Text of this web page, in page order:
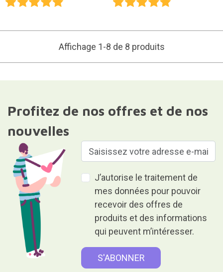
Affichage 1-8 de 8 produits
Profitez de nos offres et de nos
nouvelles
J’autorise le traitement de
mes données pour pouvoir
recevoir des offres de
produits et des informations
qui peuvent m’intéresser.